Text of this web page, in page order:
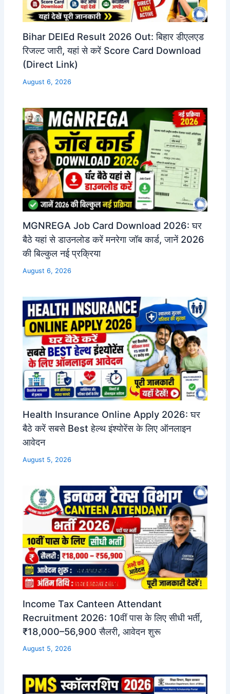
Bihar DElEd Result 2026 Out: बिहार डीएलएड
रिजल्ट जारी, यहां से करें Score Card Download
(Direct Link)
August 6, 2026
MGNREGA Job Card Download 2026: घर
बैठे यहां से डाउनलोड करें मनरेगा जॉब कार्ड, जानें 2026
की बिल्कुल नई प्रक्रिया
August 6, 2026
Health Insurance Online Apply 2026: घर
बैठे करें सबसे Best हेल्थ इंश्योरेंस के लिए ऑनलाइन
आवेदन
August 5, 2026
Income Tax Canteen Attendant
Recruitment 2026: 10वीं पास के लिए सीधी भर्ती,
₹18,000–56,900 सैलरी, आवेदन शुरू
August 5, 2026